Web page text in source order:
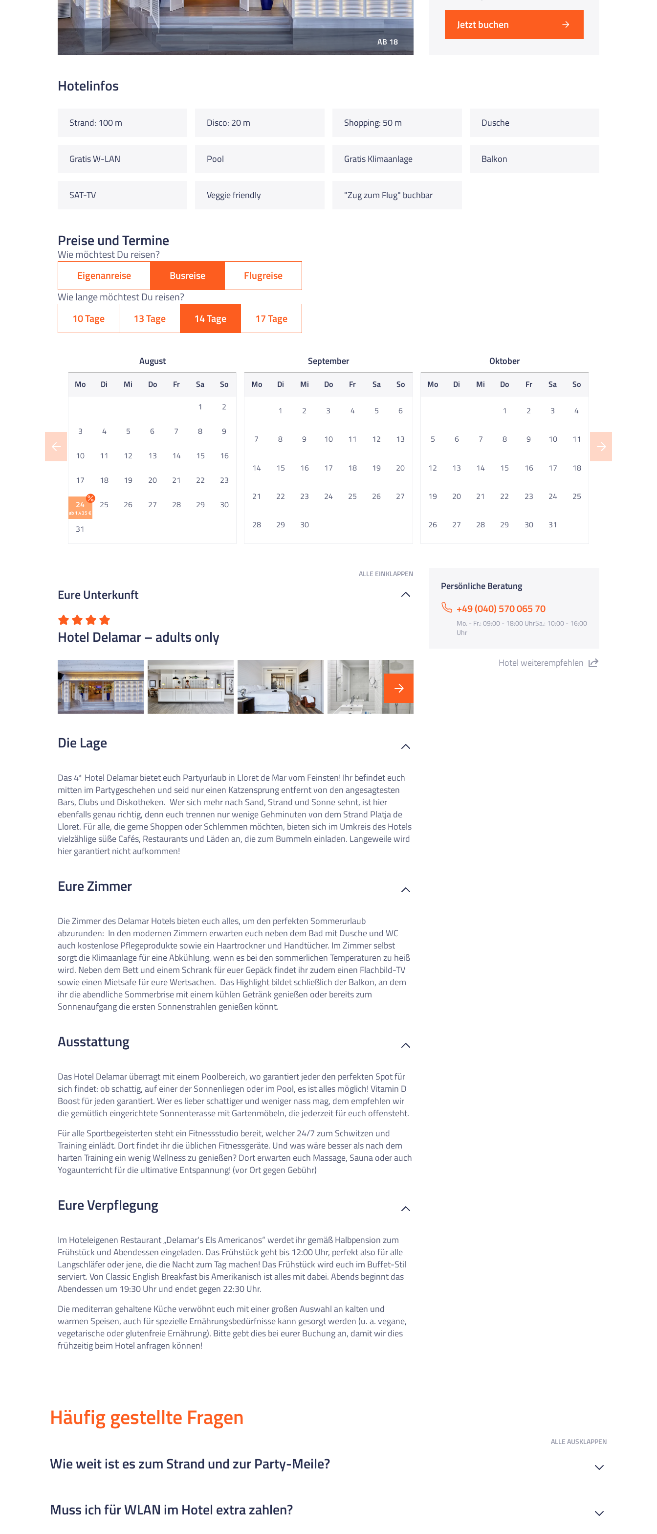
0Reise/n auf deiner Merkliste
AB 18
Jetzt buchen
Hotelinfos
Strand: 100 m Disco: 20 m Shopping: 50 m Dusche
Gratis W-LAN Pool Gratis Klimaanlage Balkon
SAT-TV Veggie friendly "Zug zum Flug" buchbar
Preise und Termine
Wie möchtest Du reisen?
Eigenanreise
Busreise
Flugreise
Wie lange möchtest Du reisen?
10 Tage
13 Tage 14 Tage 17 Tage
August
Mo Di Mi Do Fr Sa
So
1
2
3 4 5 6 7 8 9
10 11 12 13 14 15 16
17 18 19 20 21 22 23
24
ab 1.435 €
25 26 27 28 29 30
31
September
Mo Di Mi Do Fr Sa So
1 2 3 4 5 6
7 8 9 10 11 12 13
14 15 16 17 18 19 20
21 22 23 24 25 26 27
28 29 30
Oktober
Mo Di Mi Do Fr Sa So
1 2 3 4
5 6 7 8 9 10 11
12 13 14 15 16 17 18
19 20 21 22 23 24 25
26 27 28 29 30 31
ALLE EINKLAPPEN
Eure Unterkunft
Hotel Delamar – adults only
Die Lage
Das 4* Hotel Delamar bietet euch Partyurlaub in Lloret de Mar vom Feinsten! Ihr befindet euch
mitten im Partygeschehen und seid nur einen Katzensprung entfernt von den angesagtesten
Bars, Clubs und Diskotheken. Wer sich mehr nach Sand, Strand und Sonne sehnt, ist hier
ebenfalls genau richtig, denn euch trennen nur wenige Gehminuten von dem Strand Platja de
Lloret. Für alle, die gerne Shoppen oder Schlemmen möchten, bieten sich im Umkreis des Hotels
vielzählige süße Cafés, Restaurants und Läden an, die zum Bummeln einladen. Langeweile wird
hier garantiert nicht aufkommen!
Eure Zimmer
Die Zimmer des Delamar Hotels bieten euch alles, um den perfekten Sommerurlaub
abzurunden: In den modernen Zimmern erwarten euch neben dem Bad mit Dusche und WC
auch kostenlose Pflegeprodukte sowie ein Haartrockner und Handtücher. Im Zimmer selbst
sorgt die Klimaanlage für eine Abkühlung, wenn es bei den sommerlichen Temperaturen zu heiß
wird. Neben dem Bett und einem Schrank für euer Gepäck findet ihr zudem einen Flachbild-TV
sowie einen Mietsafe für eure Wertsachen. Das Highlight bildet schließlich der Balkon, an dem
ihr die abendliche Sommerbrise mit einem kühlen Getränk genießen oder bereits zum
Sonnenaufgang die ersten Sonnenstrahlen genießen könnt.
Ausstattung
Das Hotel Delamar überragt mit einem Poolbereich, wo garantiert jeder den perfekten Spot für
sich findet: ob schattig, auf einer der Sonnenliegen oder im Pool, es ist alles möglich! Vitamin D
Boost für jeden garantiert. Wer es lieber schattiger und weniger nass mag, dem empfehlen wir
die gemütlich eingerichtete Sonnenterasse mit Gartenmöbeln, die jederzeit für euch offensteht.
Für alle Sportbegeisterten steht ein Fitnessstudio bereit, welcher 24/7 zum Schwitzen und
Training einlädt. Dort findet ihr die üblichen Fitnessgeräte. Und was wäre besser als nach dem
harten Training ein wenig Wellness zu genießen? Dort erwarten euch Massage, Sauna oder auch
Yogaunterricht für die ultimative Entspannung! (vor Ort gegen Gebühr)
Eure Verpflegung
Im Hoteleigenen Restaurant „Delamar's Els Americanos“ werdet ihr gemäß Halbpension zum
Frühstück und Abendessen eingeladen. Das Frühstück geht bis 12:00 Uhr, perfekt also für alle
Langschläfer oder jene, die die Nacht zum Tag machen! Das Frühstück wird euch im Buffet-Stil
serviert. Von Classic English Breakfast bis Amerikanisch ist alles mit dabei. Abends beginnt das
Abendessen um 19:30 Uhr und endet gegen 22:30 Uhr.
Die mediterran gehaltene Küche verwöhnt euch mit einer großen Auswahl an kalten und
warmen Speisen, auch für spezielle Ernährungsbedürfnisse kann gesorgt werden (u. a. vegane,
vegetarische oder glutenfreie Ernährung). Bitte gebt dies bei eurer Buchung an, damit wir dies
frühzeitig beim Hotel anfragen können!
Persönliche Beratung
+49 (040) 570 065 70
Mo. - Fr.: 09:00 - 18:00 UhrSa.: 10:00 - 16:00
Uhr
Hotel weiterempfehlen
Häufig gestellte Fragen
ALLEAUSKLAPPEN
Wie weit ist es zum Strand und zur Party-Meile?
sich quasi direkt um die Ecke, sodass man schnell mitten im Nachtleben ist.
Muss ich für WLAN im Hotel extra zahlen?